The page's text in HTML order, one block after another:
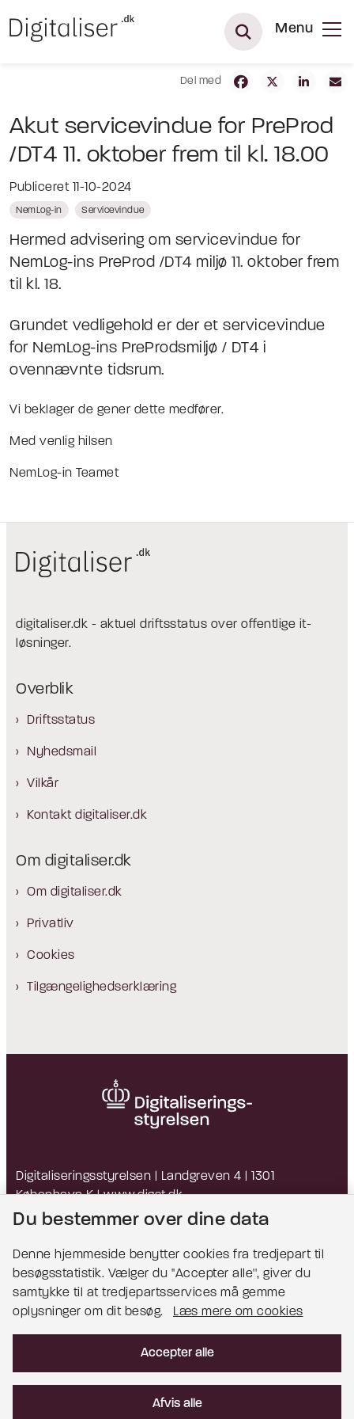
Menu
Del med
Akut servicevindue for PreProd
/DT4 11. oktober frem til kl. 18.00
Publiceret 11-10-2024
NemLog-in Servicevindue
Hermed advisering om servicevindue for
NemLog-ins PreProd /DT4 miljø 11. oktober frem
til kl. 18.
Grundet vedligehold er der et servicevindue
for NemLog-ins PreProdsmiljø / DT4 i
ovennævnte tidsrum.
Vi beklager de gener dette medfører.
Med venlig hilsen
NemLog-in Teamet
digitaliser.dk - aktuel driftsstatus over offentlige it-
løsninger.
Overblik
Driftsstatus
Nyhedsmail
Vilkår
Kontakt digitaliser.dk
Om digitaliser.dk
Om digitaliser.dk
Privatliv
Cookies
Tilgængelighedserklæring
Digitaliseringsstyrelsen | Landgreven 4 | 1301
København K |www.digst.dk
EAN: 5798009814203 | CVR: 34051178
Bemærk!
Læs mere om cookies
Du bestemmer over dine data
Denne hjemmeside benytter cookies fra tredjepart til
besøgsstatistik. Vælger du ''Accepter alle'', giver du
samtykke til at tredjepartsservices må gemme
oplysninger om dit besøg.
Læs mere om cookies
Accepter alle
Afvis alle